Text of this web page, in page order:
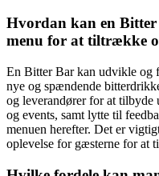
Hvordan kan en
menu for at tiltrække
En Bitter Bar kan udvikle og
nye og spændende
og leverandører for at tilbyde
og events, samt lytte til
menuen herefter. Det er
oplevelse for gæsterne for at